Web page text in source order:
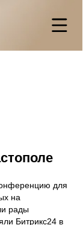
для
на
рады
Битрикс24 в